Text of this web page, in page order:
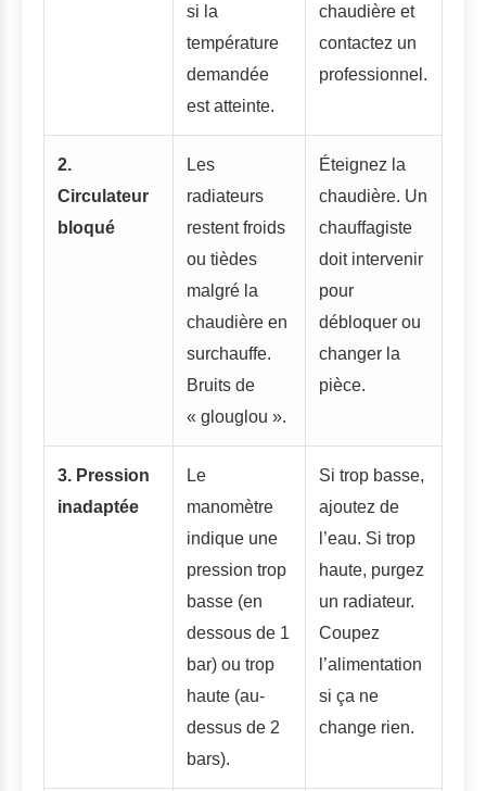
si la
température
demandée
est atteinte.
chaudière et
contactez un
professionnel.
2.
Circulateur
bloqué
Les
radiateurs
restent froids
ou tièdes
malgré la
chaudière en
surchauffe.
Bruits de
« glouglou ».
Éteignez la
chaudière. Un
chauffagiste
doit intervenir
pour
débloquer ou
changer la
pièce.
3. Pression
inadaptée
Le
manomètre
indique une
pression trop
basse (en
dessous de 1
bar) ou trop
haute (au-
dessus de 2
bars).
Si trop basse,
ajoutez de
l’eau. Si trop
haute, purgez
un radiateur.
Coupez
l’alimentation
si ça ne
change rien.